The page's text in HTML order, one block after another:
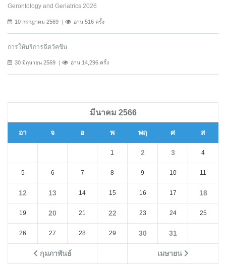
Gerontology and Geriatrics 2026
10 กรกฎาคม 2569 อ่าน 516 ครั้ง
การให้บริการฉีดวัคซีน
30 มิถุนายน 2569 อ่าน 14,296 ครั้ง
มีนาคม 2566
อา จ อ พ พฤ ศ ส
กุมภาพันธ์ เมษายน
1 2 3 4
5 6 7 8 9 10 11
12 13 14 15 16 17 18
19 20 21 22 23 24 25
26 27 28 29 30 31